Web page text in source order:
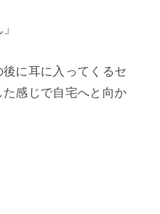
に耳に入ってくるセ
感じで自宅へと向か